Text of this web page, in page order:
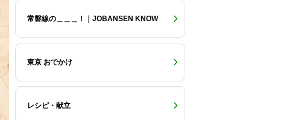
常磐線の＿＿＿！｜JOBANSEN KNOW
東京 おでかけ
レシピ・献立